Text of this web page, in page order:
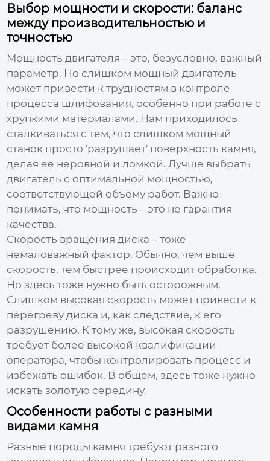
Выбор мощности и скорости: баланс
между производительностью и
точностью
Мощность двигателя – это, безусловно, важный
параметр. Но слишком мощный двигатель
может привести к трудностям в контроле
процесса шлифования, особенно при работе с
хрупкими материалами. Нам приходилось
сталкиваться с тем, что слишком мощный
станок просто 'разрушает' поверхность камня,
делая ее неровной и ломкой. Лучше выбрать
двигатель с оптимальной мощностью,
соответствующей объему работ. Важно
понимать, что мощность – это не гарантия
качества.
Скорость вращения диска – тоже
немаловажный фактор. Обычно, чем выше
скорость, тем быстрее происходит обработка.
Но здесь тоже нужно быть осторожным.
Слишком высокая скорость может привести к
перегреву диска и, как следствие, к его
разрушению. К тому же, высокая скорость
требует более высокой квалификации
оператора, чтобы контролировать процесс и
избежать ошибок. В общем, здесь тоже нужно
искать золотую середину.
Особенности работы с разными
видами камня
Разные породы камня требуют разного